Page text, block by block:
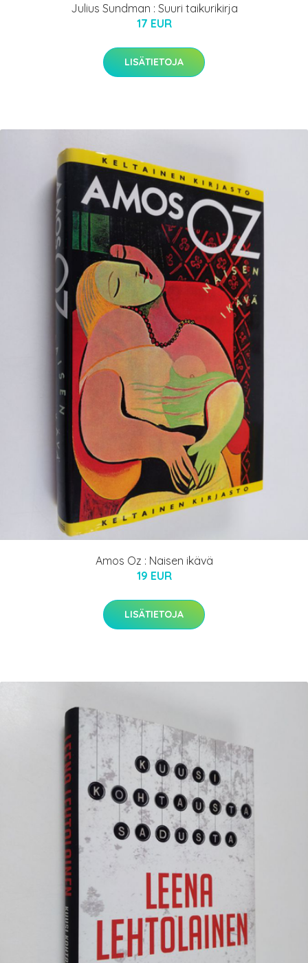
Julius Sundman : Suuri taikurikirja
17 EUR
LISÄTIETOJA
Amos Oz : Naisen ikävä
19 EUR
LISÄTIETOJA